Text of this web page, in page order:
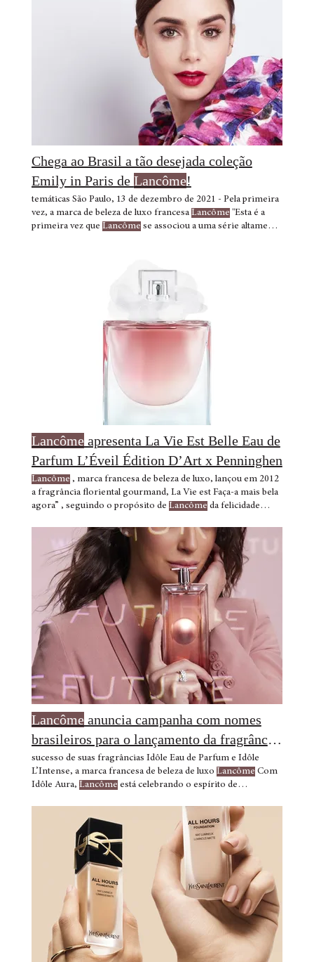
Chega ao Brasil a tão desejada coleção
Emily in Paris de Lancôme!
temáticas São Paulo, 13 de dezembro de 2021 - Pela primeira
vez, a marca de beleza de luxo francesa Lancôme "Esta é a
primeira vez que Lancôme se associou a uma série altamente
lindas e empolgantes - a elegância de
afirma que a felicidade é a beleza mais atraente.
Lancômeapresenta La Vie Est Belle Eau de
Parfum L’Éveil Édition D’Art x Penninghen
Lancôme , marca francesa de beleza de luxo, lançou em 2012
a fragrância floriental gourmand, La Vie est Faça-a mais bela
agora” , seguindo o propósito de Lancôme da felicidade
fragrância La Vie est Belle eau de parfum,Lancômelança a
versão de edição Ao total foram 26 projetos, cinco deles
selecionados pelo time global deLancôme e 3.365 fãs de La
Lancôme, alinhada com o Programa de Sustentabilidade
Global “Caring Together for a Happier Tomorrow”,
Lancômeanuncia campanha com nomes
brasileiros para o lançamento da fragrância
Idôle Aura
sucesso de suas fragrâncias Idôle Eau de Parfum e Idôle
L’Intense, a marca francesa de beleza de luxo Lancôme Com
Idôle Aura, Lancôme está celebrando o espírito de
Facebook: @lancomebrasil Site: https: Lancômeafirma que a
felicidade é a beleza mais atraente. Dia após dia, sua ambição
é que toda mulher que procure Lancôme
para ficar mais
bonita, fique também